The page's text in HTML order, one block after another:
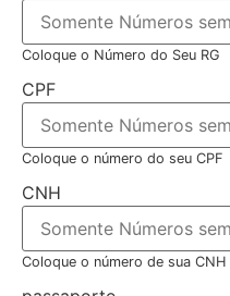
Coloque o Número do Seu RG
CPF
Coloque o número do seu CPF
CNH
Coloque o número de sua CNH